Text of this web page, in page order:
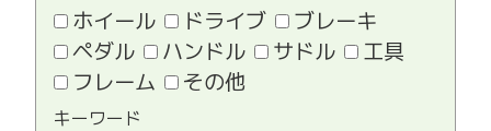
ホイール
ドライブ
ブレーキ
ペダル
ハンドル サドル
工具
フレーム
その他
キーワード